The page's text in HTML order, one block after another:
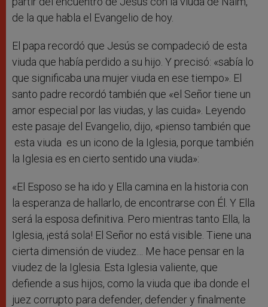
de la que habla el Evangelio de hoy.
El papa recordó que Jesús se compadeció de esta
viuda que había perdido a su hijo. Y precisó: «sabía lo
que significaba una mujer viuda en ese tiempo». El
santo padre recordó también que «el Señor tiene un
amor especial por las viudas, y las cuida». Leyendo
este pasaje del Evangelio, dijo, «pienso también que
esta viuda es un icono de la Iglesia, porque también
la Iglesia es en cierto sentido una viuda»:
«El Esposo se ha ido y Ella camina en la historia con
la esperanza de hallarlo, de encontrarse con Él. Y Ella
será la esposa definitiva. Pero mientras tanto Ella, la
Iglesia, ¡está sola! El Señor no está visible. Tiene una
cierta dimensión de viudez… Me hace pensar en la
viudez de la Iglesia. Esta Iglesia valiente, que
defiende a sus hijos, como la viuda que iba donde el
juez corrupto para defender, defender y finalmente